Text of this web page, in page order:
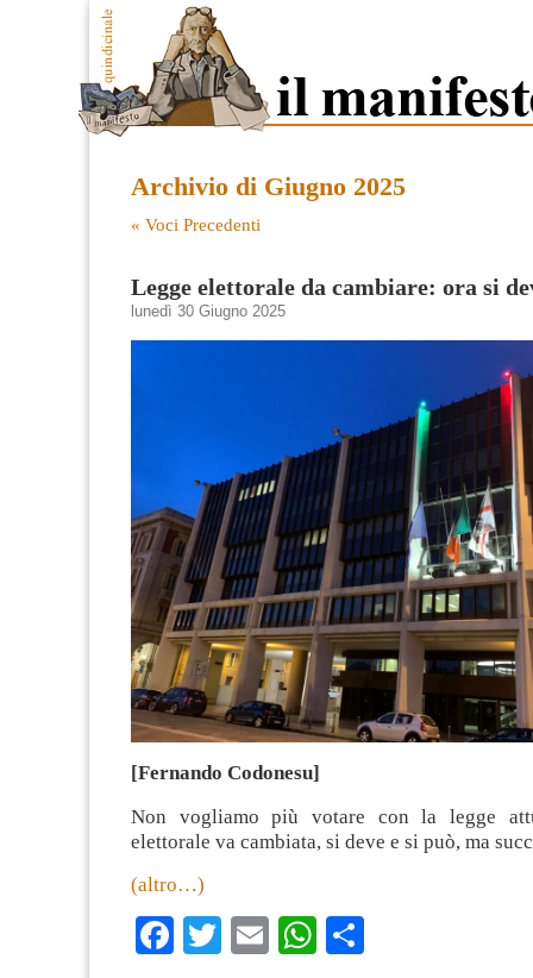
Archivio di Giugno 2025
« Voci Precedenti
Legge elettorale da cambiare: ora si
lunedì 30 Giugno 2025
[Fernando Codonesu]
Non vogliamo più votare con la legge
elettorale va cambiata, si deve e si può, ma
(altro…)
Facebook
TwitterEmailWhatsApp